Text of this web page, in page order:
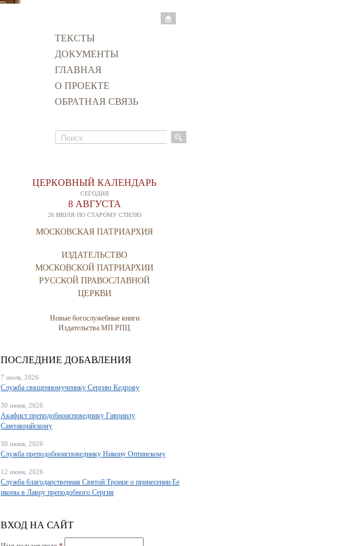
ТЕКСТЫ
ДОКУМЕНТЫ
ГЛАВНАЯ
О ПРОЕКТЕ
ОБРАТНАЯ СВЯЗЬ
Форма поиска
Поиск
ЦЕРКОВНЫЙ КАЛЕНДАРЬ
СЕГОДНЯ
8 АВГУСТА
26 ИЮЛЯ ПО СТАРОМУ СТИЛЮ
МОСКОВСКАЯ ПАТРИАРХИЯ
ИЗДАТЕЛЬСТВО
МОСКОВСКОЙ ПАТРИАРХИИ
РУССКОЙ ПРАВОСЛАВНОЙ
ЦЕРКВИ
Новые богослужебные книги
Издательства МП РПЦ
ПОСЛЕДНИЕ ДОБАВЛЕНИЯ
7 июля, 2026
Служба священномученику Сергию Кедрову
30 июня, 2026
Акафист преподобноисповеднику Гавриилу
Самтаврийскому
30 июня, 2026
Служба преподобноисповеднику Никону Оптинскому
12 июня, 2026
Служба благодарственная Святой Троице о принесении Ее
иконы в Лавру преподобного Сергия
ВХОД НА САЙТ